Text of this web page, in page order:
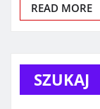
READ MORE
SZUKAJ